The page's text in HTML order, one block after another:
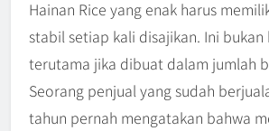
Hainan Rice yang enak harus
stabil setiap kali disajikan. Ini bukan
terutama jika dibuat dalam jumlah
Seorang penjual yang sudah
tahun pernah mengatakan bahwa